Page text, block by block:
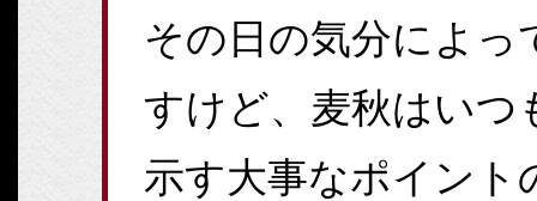
その日の気分によ
すけど、麦秋はいつ
示す大事なポイント